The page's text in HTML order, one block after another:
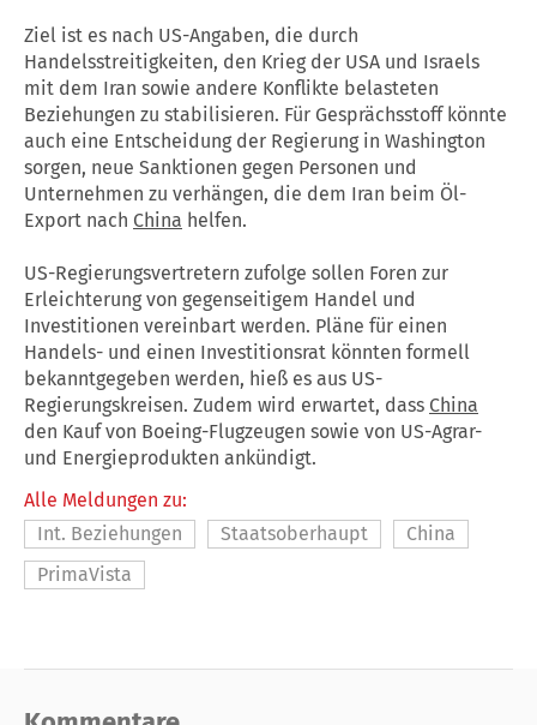
Ziel ist es nach US-Angaben, die durch
Handelsstreitigkeiten, den Krieg der USA und Israels
mit dem Iran sowie andere Konflikte belasteten
Beziehungen zu stabilisieren. Für Gesprächsstoff könnte
auch eine Entscheidung der Regierung in Washington
sorgen, neue Sanktionen gegen Personen und
Unternehmen zu verhängen, die dem Iran beim Öl-
Export nach China helfen.
US-Regierungsvertretern zufolge sollen Foren zur
Erleichterung von gegenseitigem Handel und
Investitionen vereinbart werden. Pläne für einen
Handels- und einen Investitionsrat könnten formell
bekanntgegeben werden, hieß es aus US-
Regierungskreisen. Zudem wird erwartet, dass China
den Kauf von Boeing-Flugzeugen sowie von US-Agrar-
und Energieprodukten ankündigt.
Alle Meldungen zu:
Int. Beziehungen
Staatsoberhaupt
China
PrimaVista